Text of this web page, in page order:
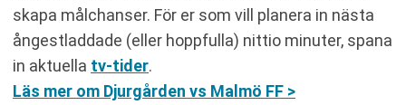
skapa målchanser. För er som vill planera in nästa
ångestladdade (eller hoppfulla) nittio minuter, spana
in aktuella tv-tider.
Läs mer om Djurgården vs Malmö FF >